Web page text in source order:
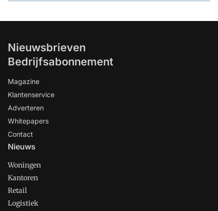
Nieuwsbrieven
Bedrijfsabonnement
Magazine
Klantenservice
Adverteren
Whitepapers
Contact
Nieuws
Woningen
Kantoren
Retail
Logistiek